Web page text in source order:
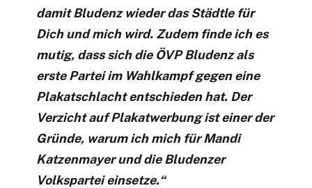
damit Bludenz wieder das Städtle für
Dich und mich wird. Zudem finde ich es
mutig, dass sich die ÖVP Bludenz als
erste Partei im Wahlkampf gegen eine
Plakatschlacht entschieden hat. Der
Verzicht auf Plakatwerbung ist einer der
Gründe, warum ich mich für Mandi
Katzenmayer und die Bludenzer
Volkspartei einsetze.“